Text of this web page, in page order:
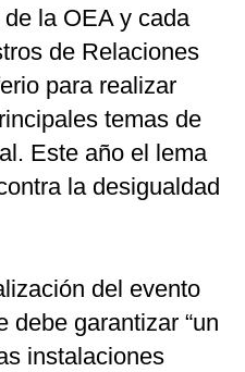
la OEA y cada
de Relaciones
para realizar
temas de
Este año el lema
la desigualdad
del evento
debe garantizar “un
instalaciones